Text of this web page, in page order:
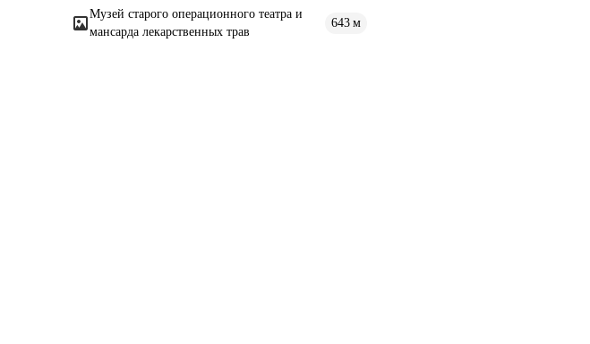
Музей старого операционного театра и
мансарда лекарственных трав
643 м